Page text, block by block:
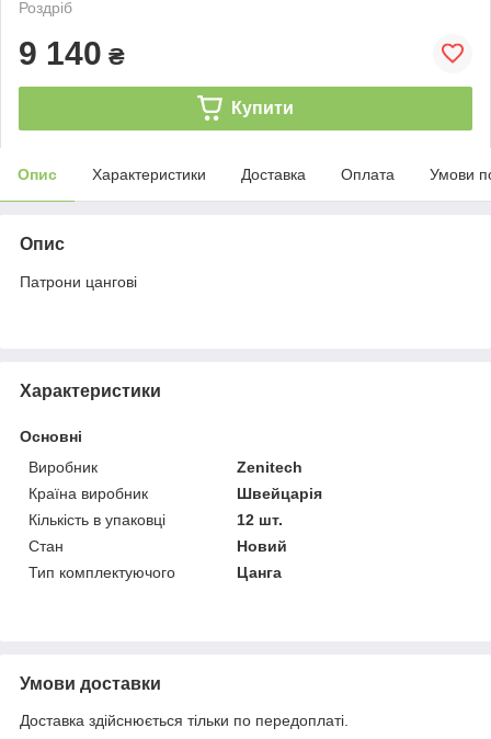
Роздріб
9 140 ₴
Купити
Опис Характеристики Доставка Оплата Умови
Опис
Патрони цангові
Характеристики
Основні
Виробник
Zenitech
Країна виробник
Швейцарія
Кількість в упаковці
12 шт.
Стан
Новий
Тип комплектуючого
Цанга
Умови доставки
Доставка здійснюється тільки по передоплаті.